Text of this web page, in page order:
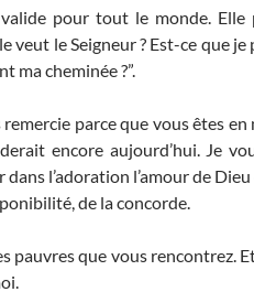
pour tout le monde. Elle
veut le Seigneur ? Est-ce que
ma cheminée ?”.
parce que vous êtes
encore aujourd’hui. Je
l’adoration l’amour de
de la concorde.
pauvres que vous rencontrez.